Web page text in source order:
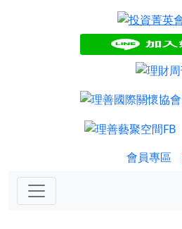
會員專區